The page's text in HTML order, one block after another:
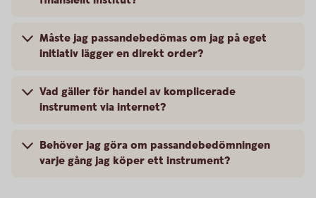
Måste jag passandebedömas om jag på eget
initiativ lägger en direkt order?
Vad gäller för handel av komplicerade
instrument via internet?
Behöver jag göra om passandebedömningen
varje gång jag köper ett instrument?